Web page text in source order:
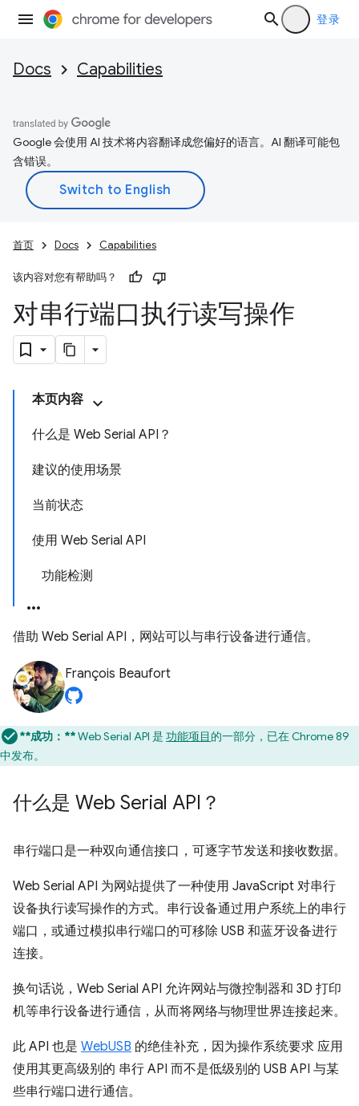
登录
Docs Capabilities
Google 会使用 AI 技术将内容翻译成您偏好的语言。AI 翻译可能包
含错误。
首页 Docs Capabilities
该内容对您有帮助吗？
对串行端口执行读写操作
本页内容
什么是 Web Serial API？
建议的使用场景
当前状态
使用 Web Serial API
功能检测
借助 Web Serial API，网站可以与串行设备进行通信。
François Beaufort
**成功：**Web Serial API 是 功能项目的一部分，已在 Chrome 89
中发布。
什么是 Web Serial API？
串行端口是一种双向通信接口，可逐字节发送和接收数据。
Web Serial API 为网站提供了一种使用 JavaScript 对串行
设备执行读写操作的方式。串行设备通过用户系统上的串行
端口，或通过模拟串行端口的可移除 USB 和蓝牙设备进行
连接。
换句话说，Web Serial API 允许网站与微控制器和 3D 打印
机等串行设备进行通信，从而将网络与物理世界连接起来。
此 API 也是 WebUSB 的绝佳补充，因为操作系统要求 应用
使用其更高级别的 串行 API 而不是低级别的 USB API 与某
些串行端口进行通信。